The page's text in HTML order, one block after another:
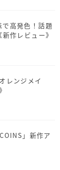
で高発色！話題
作レビュー》
レンジメイ
」新作ア